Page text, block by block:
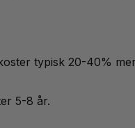
typisk 20-40%
5-8 år.